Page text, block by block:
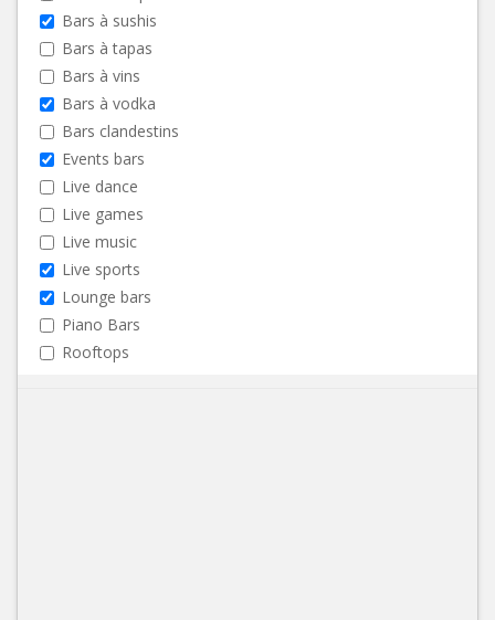
Bars à sushis
Bars à tapas
Bars à vins
Bars à vodka
Bars clandestins
Events bars
Live dance
Live games
Live music
Live sports
Lounge bars
Piano Bars
Rooftops